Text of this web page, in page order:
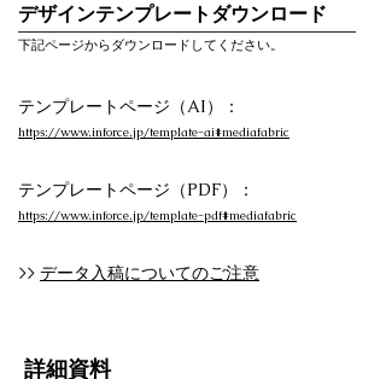
デザインテンプレートダウンロード
下記ページからダウンロードしてください。
テンプレートページ（AI）：
https://www.inforce.jp/template-ai#mediafabric
テンプレートページ（PDF）：
https://www.inforce.jp/template-pdf#mediafabric
>> データ入稿についてのご注意
詳細資料